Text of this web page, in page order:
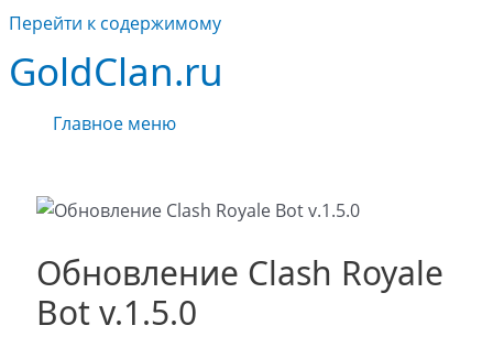
Перейти к содержимому
GoldClan.ru
Главное меню
Обновление Clash Royale
Bot v.1.5.0